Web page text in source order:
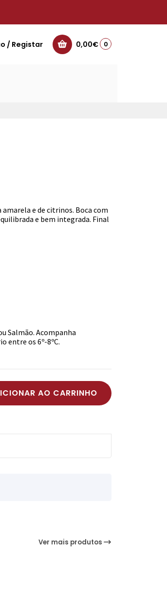
/ Registar 0,00€ 0
e de citrinos. Boca com
e bem integrada. Final
Salmão. Acompanha
entre os 6º-8ºC.
AO CARRINHO
Ver mais produtos